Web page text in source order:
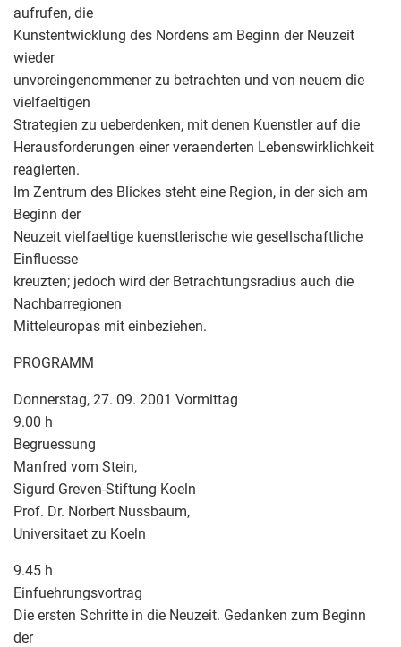
aufrufen, die
Kunstentwicklung des Nordens am Beginn der Neuzeit
wieder
unvoreingenommener zu betrachten und von neuem die
vielfaeltigen
Strategien zu ueberdenken, mit denen Kuenstler auf die
Herausforderungen einer veraenderten Lebenswirklichkeit
reagierten.
Im Zentrum des Blickes steht eine Region, in der sich am
Beginn der
Neuzeit vielfaeltige kuenstlerische wie gesellschaftliche
Einfluesse
kreuzten; jedoch wird der Betrachtungsradius auch die
Nachbarregionen
Mitteleuropas mit einbeziehen.
PROGRAMM
Donnerstag, 27. 09. 2001 Vormittag
9.00 h
Begruessung
Manfred vom Stein,
Sigurd Greven-Stiftung Koeln
Prof. Dr. Norbert Nussbaum,
Universitaet zu Koeln
9.45 h
Einfuehrungsvortrag
Die ersten Schritte in die Neuzeit. Gedanken zum Beginn
der